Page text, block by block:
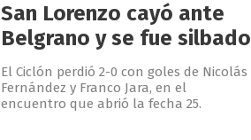
San Lorenzo cayó ante
Belgrano y se fue silbado
El Ciclón perdió 2-0 con goles de Nicolás
Fernández y Franco Jara, en el
encuentro que abrió la fecha 25.